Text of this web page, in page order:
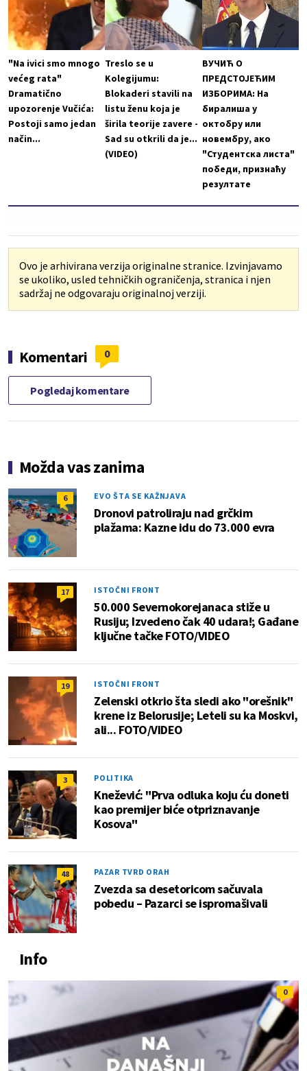
"Na ivici smo mnogo
većeg rata"
Dramatično
upozorenje Vučića:
Postoji samo jedan
način...
Treslo se u
Kolegijumu:
Blokaderi stavili na
listu ženu koja je
širila teorije zavere -
Sad su otkrili da je...
(VIDEO)
ВУЧИЋ О
ПРЕДСТОЈЕЋИМ
ИЗБОРИМА: На
биралиша у
октобру или
новембру, ако
"Студентска листа"
победи, признаћу
резултате
Ovo je arhivirana verzija originalne stranice. Izvinjavamo
se ukoliko, usled tehničkih ograničenja, stranica i njen
sadržaj ne odgovaraju originalnoj verziji.
Komentari 0
Pogledaj komentare
Možda vas zanima
6 EVO ŠTA SE KAŽNJAVA
Dronovi patroliraju nad grčkim
plažama: Kazne idu do 73.000 evra
17 ISTOČNI FRONT
50.000 Severnokorejanaca stiže u
Rusiju; Izvedeno čak 40 udara!; Gađane
ključne tačke FOTO/VIDEO
19 ISTOČNI FRONT
Zelenski otkrio šta sledi ako "orešnik"
krene iz Belorusije; Leteli su ka Moskvi,
ali... FOTO/VIDEO
3 POLITIKA
Knežević: "Prva odluka koju ću doneti
kao premijer biće otpriznavanje
Kosova"
48 PAZAR TVRD ORAH
Zvezda sa desetoricom sačuvala
pobedu – Pazarci se ispromašivali
Info
0